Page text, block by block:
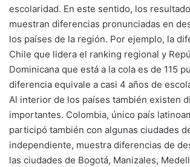
escolaridad. En este sentido, los
muestran diferencias pronunciadas en
los países de la región. Por ejemplo, la
Chile que lidera el ranking regional y
Dominicana que está a la cola es de 115
diferencia equivale a casi 4 años de
Al interior de los países también existen
importantes. Colombia, único país
participó también con algunas ciudades
independiente, muestra diferencias de
las ciudades de Bogotá, Manizales,